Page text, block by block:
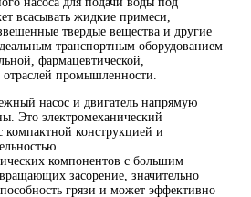
всасывать жидкие примеси,
твердые вещества и другие
транспортным оборудованием
фармацевтической,
промышленности.
насос и двигатель напрямую
Это электромеханический
компактной конструкцией и
компонентов с большим
засорение, значительно
грязи и может эффективно